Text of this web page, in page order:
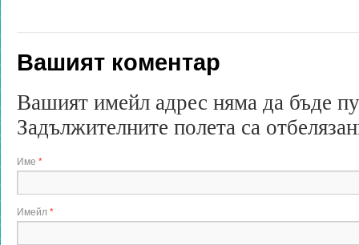
Вашият коментар
Вашият имейл адрес няма да бъде
Задължителните полета са
Име *
Имейл *